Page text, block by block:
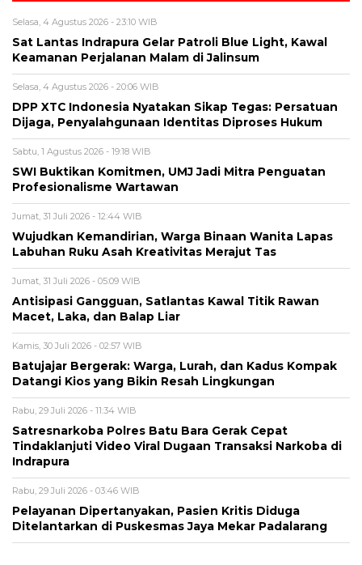
Selasa, 4 Agustus 2026 - 23:10 WIB
Sat Lantas Indrapura Gelar Patroli Blue Light, Kawal
Keamanan Perjalanan Malam di Jalinsum
Selasa, 4 Agustus 2026 - 20:06 WIB
DPP XTC Indonesia Nyatakan Sikap Tegas: Persatuan
Dijaga, Penyalahgunaan Identitas Diproses Hukum
Sabtu, 1 Agustus 2026 - 19:18 WIB
SWI Buktikan Komitmen, UMJ Jadi Mitra Penguatan
Profesionalisme Wartawan
Jumat, 31 Juli 2026 - 12:44 WIB
Wujudkan Kemandirian, Warga Binaan Wanita Lapas
Labuhan Ruku Asah Kreativitas Merajut Tas
Jumat, 31 Juli 2026 - 05:09 WIB
Antisipasi Gangguan, Satlantas Kawal Titik Rawan
Macet, Laka, dan Balap Liar
Kamis, 30 Juli 2026 - 02:57 WIB
Batujajar Bergerak: Warga, Lurah, dan Kadus Kompak
Datangi Kios yang Bikin Resah Lingkungan
Rabu, 29 Juli 2026 - 11:34 WIB
Satresnarkoba Polres Batu Bara Gerak Cepat
Tindaklanjuti Video Viral Dugaan Transaksi Narkoba di
Indrapura
Rabu, 29 Juli 2026 - 03:46 WIB
Pelayanan Dipertanyakan, Pasien Kritis Diduga
Ditelantarkan di Puskesmas Jaya Mekar Padalarang